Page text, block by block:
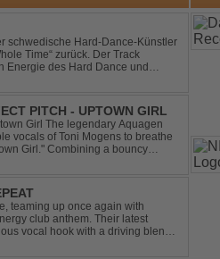
schwedische Hard-Dance-Künstler
Time“ zurück. Der Track
Energie des Hard Dance und
PITCH - UPTOWN GIRL
Girl The legendary Aquagen
vocals of Toni Mogens to breathe
Girl." Combining a bouncy
teaming up once again with
club anthem. Their latest
vocal hook with a driving blend